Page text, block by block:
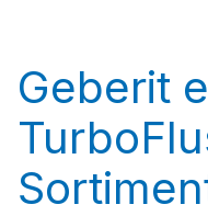
Geberit